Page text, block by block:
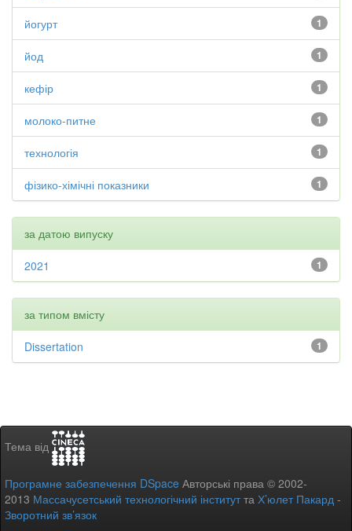
1
йогурт
1
йод
1
кефір
1
молоко-питне
1
технологія
1
фізико-хімічні показники
за датою випуску
1
2021
за типом вмісту
1
Dissertation
Тема від
Програмне забезпечення DSpace Авторські права © 2002-
2013 Массачусетський технологічний інститутта Х’юлет Пакард -
Зворотний зв’язок